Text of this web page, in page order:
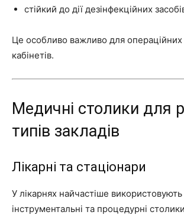
стійкий до дії дезінфекційних
Це особливо важливо для операційних
кабінетів.
Медичні столики для
типів закладів
Лікарні та стаціонари
У лікарнях найчастіше використовують
інструментальні та процедурні